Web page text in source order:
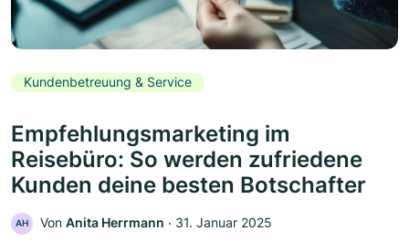
Kundenbetreuung & Service
Empfehlungsmarketing im
Reisebüro: So werden zufriedene
Kunden deine besten Botschafter
AH Von Anita Herrmann ‧ 31. Januar 2025